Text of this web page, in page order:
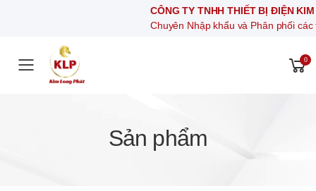
CÔNG TY TNHH THIẾT BỊ ĐIỆN KIM LONG
Chuyên Nhập khẩu và Phân phối các thiết bị khí
Toggle mobile menu
0
Sản phẩm